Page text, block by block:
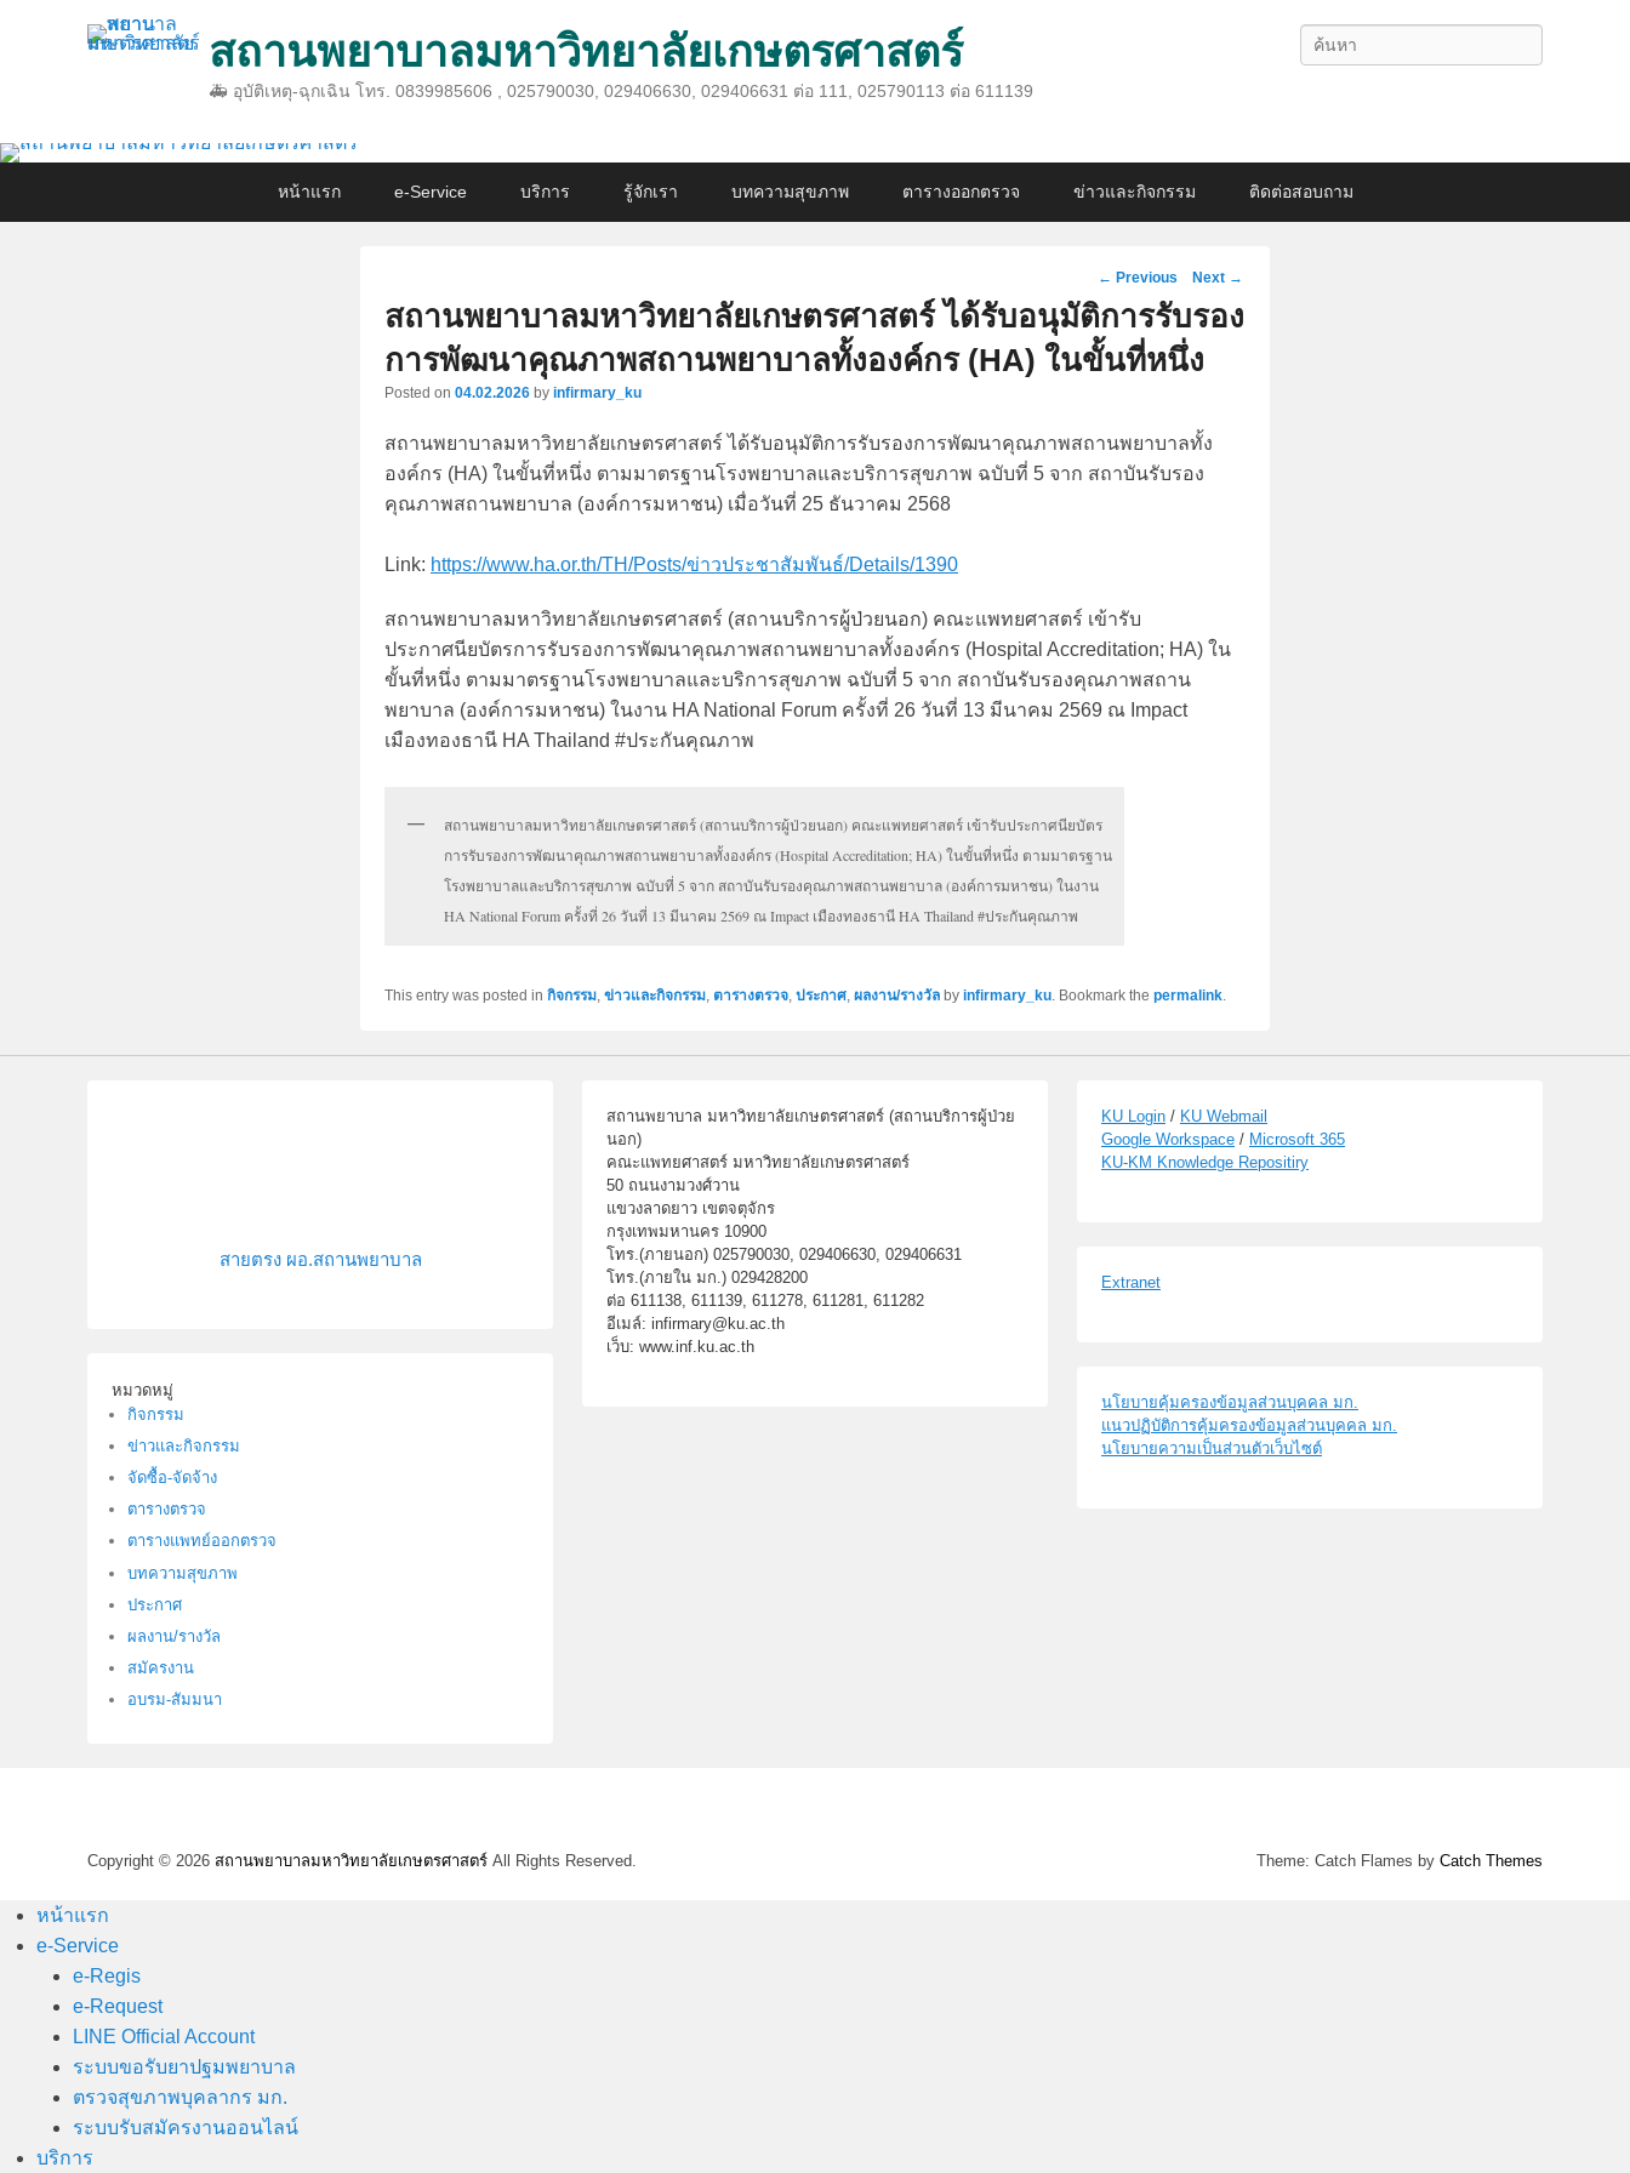
สถานพยาบาลมหาวิทยาลัยเกษตรศาสตร์
🚑 อุบัติเหตุ-ฉุกเฉิน โทร. 0839985606 , 025790030, 029406630, 029406631 ต่อ 111, 025790113 ต่อ 611139
Search
หน้าแรก e-Service บริการ รู้จักเรา บทความสุขภาพ ตารางออกตรวจ ข่าวและกิจกรรม ติดต่อสอบถาม
Post
navigation
← Previous Next →
สถานพยาบาลมหาวิทยาลัยเกษตรศาสตร์ ได้รับอนุมัติการรับรอง
การพัฒนาคุณภาพสถานพยาบาลทั้งองค์กร (HA) ในขั้นที่หนึ่ง
Posted on 04.02.2026 by infirmary_ku
สถานพยาบาลมหาวิทยาลัยเกษตรศาสตร์ ได้รับอนุมัติการรับรองการพัฒนาคุณภาพสถานพยาบาลทั้ง
องค์กร (HA) ในขั้นที่หนึ่ง ตามมาตรฐานโรงพยาบาลและบริการสุขภาพ ฉบับที่ 5 จาก สถาบันรับรอง
คุณภาพสถานพยาบาล (องค์การมหาชน) เมื่อวันที่ 25 ธันวาคม 2568
Link: https://www.ha.or.th/TH/Posts/ข่าวประชาสัมพันธ์/Details/1390
สถานพยาบาลมหาวิทยาลัยเกษตรศาสตร์ (สถานบริการผู้ป่วยนอก) คณะแพทยศาสตร์ เข้ารับ
ประกาศนียบัตรการรับรองการพัฒนาคุณภาพสถานพยาบาลทั้งองค์กร (Hospital Accreditation; HA) ใน
ขั้นที่หนึ่ง ตามมาตรฐานโรงพยาบาลและบริการสุขภาพ ฉบับที่ 5 จาก สถาบันรับรองคุณภาพสถาน
พยาบาล (องค์การมหาชน) ในงาน HA National Forum ครั้งที่ 26 วันที่ 13 มีนาคม 2569 ณ Impact
เมืองทองธานี HA Thailand #ประกันคุณภาพ
สถานพยาบาลมหาวิทยาลัยเกษตรศาสตร์ (สถานบริการผู้ป่วยนอก) คณะแพทยศาสตร์ เข้ารับประกาศนียบัตร
การรับรองการพัฒนาคุณภาพสถานพยาบาลทั้งองค์กร (Hospital Accreditation; HA) ในขั้นที่หนึ่ง ตามมาตรฐาน
โรงพยาบาลและบริการสุขภาพ ฉบับที่ 5 จาก สถาบันรับรองคุณภาพสถานพยาบาล (องค์การมหาชน) ในงาน
HA National Forum ครั้งที่ 26 วันที่ 13 มีนาคม 2569 ณ Impact เมืองทองธานี HA Thailand #ประกันคุณภาพ
This entry was posted in กิจกรรม ข่าวและกิจกรรม ตารางตรวจ ประกาศ ผลงาน/รางวัล by infirmary_ku . Bookmark the permalink
สายตรง ผอ.สถานพยาบาล
หมวดหมู่
กิจกรรม
ข่าวและกิจกรรม
จัดซื้อ-จัดจ้าง
ตารางตรวจ
ตารางแพทย์ออกตรวจ
บทความสุขภาพ
ประกาศ
ผลงาน/รางวัล
สมัครงาน
อบรม-สัมมนา
สถานพยาบาล มหาวิทยาลัยเกษตรศาสตร์ (สถานบริการผู้ป่วย
นอก)
คณะแพทยศาสตร์ มหาวิทยาลัยเกษตรศาสตร์
50 ถนนงามวงศ์วาน
แขวงลาดยาว เขตจตุจักร
กรุงเทพมหานคร 10900
โทร.(ภายนอก) 025790030, 029406630, 029406631
โทร.(ภายใน มก.) 029428200
ต่อ 611138, 611139, 611278, 611281, 611282
อีเมล์: infirmary@ku.ac.th
เว็บ: www.inf.ku.ac.th
KU Login / KU Webmail
Google Workspace / Microsoft 365
KU-KM Knowledge Repositiry
Extranet
นโยบายคุ้มครองข้อมูลส่วนบุคคล มก.
แนวปฏิบัติการคุ้มครองข้อมูลส่วนบุคคล มก.
นโยบายความเป็นส่วนตัวเว็บไซต์
Copyright © 2026 สถานพยาบาลมหาวิทยาลัยเกษตรศาสตร์ All Rights Reserved. Theme: Catch Flames by Catch Themes
หน้าแรก
e-Service
e-Regis
e-Request
LINE Official Account
ระบบขอรับยาปฐมพยาบาล
ตรวจสุขภาพบุคลากร มก.
ระบบรับสมัครงานออนไลน์
บริการ